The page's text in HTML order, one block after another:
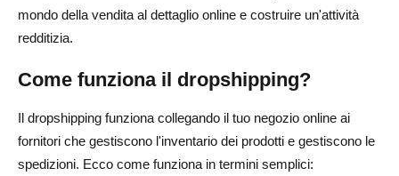
4. Utilizzo dell'analisi per migliorare le prestazioni
5. Automatizzazione delle attività di dropshipping
Conclusione
Domande frequenti su come guadagnare con il
dropshipping
mondo della vendita al dettaglio online e costruire un'attività
redditizia.
Come funziona il dropshipping?
Il dropshipping funziona collegando il tuo negozio online ai
fornitori che gestiscono l'inventario dei prodotti e gestiscono le
spedizioni. Ecco come funziona in termini semplici: